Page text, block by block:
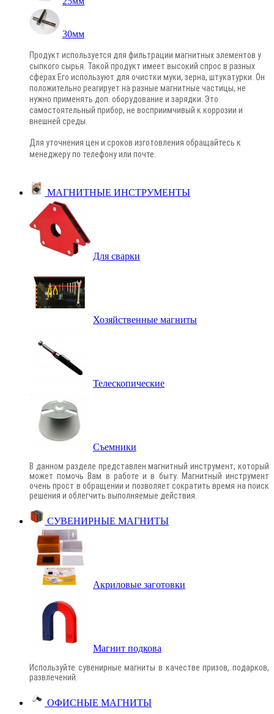
30мм
Продукт используется для фильтрации магнитных элементов у
сыпкого сырья. Такой продукт имеет высокий спрос в разных
сферах Его используют для очистки муки, зерна, штукатурки. Он
положительно реагирует на разные магнитные частицы, не
нужно применять доп. оборудование и зарядки. Это
самостоятельный прибор, не восприимчивый к коррозии и
внешней среды.
Для уточнения цен и сроков изготовления обращайтесь к
менеджеру по телефону или почте
МАГНИТНЫЕ ИНСТРУМЕНТЫ
Для сварки
Хозяйственные магниты
Телескопические
Съемники
В данном разделе представлен магнитный инструмент, который
может помочь Вам в работе и в быту. Магнитный инструмент
очень прост в обращении и позволяет сократить время на поиск
решения и облегчить выполняемые действия.
СУВЕНИРНЫЕ МАГНИТЫ
Акриловые заготовки
Магнит подкова
Используйте сувенирные магниты в качестве призов, подарков,
развлечений.
ОФИСНЫЕ МАГНИТЫ